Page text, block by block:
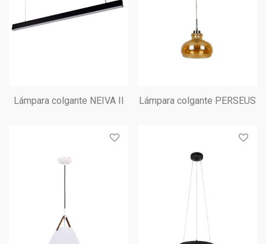
Lámpara colgante NEIVA II Lámpara colgante PERSEUS